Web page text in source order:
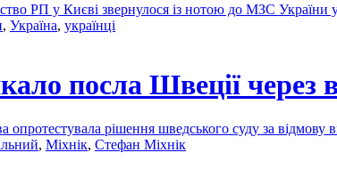
РП у Києві звернулося із нотою до МЗС України
, Україна, українці
посла Швеції через
опротестувала рішення шведського суду за
, Міхнік, Стефан Міхнік